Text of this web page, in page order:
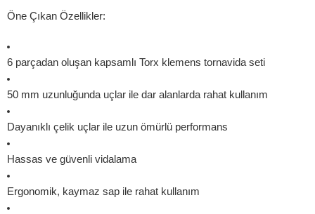
Öne Çıkan Özellikler:
6 parçadan oluşan kapsamlı Torx klemens tornavida seti
50 mm uzunluğunda uçlar ile dar alanlarda rahat kullanım
Dayanıklı çelik uçlar ile uzun ömürlü performans
Hassas ve güvenli vidalama
Ergonomik, kaymaz sap ile rahat kullanım